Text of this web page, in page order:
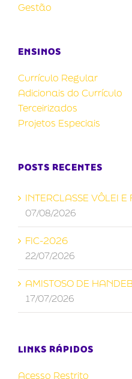
Gestão
ENSINOS
Currículo Regular
Adicionais do Currículo
Terceirizados
Projetos Especiais
POSTS RECENTES
INTERCLASSE VÔLEI
07/08/2026
FIC-2026
22/07/2026
AMISTOSO DE
17/07/2026
LINKS RÁPIDOS
Acesso Restrito